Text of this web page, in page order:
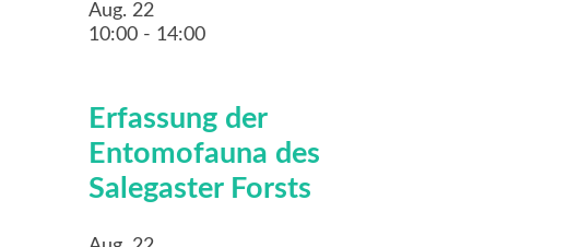
Aug. 22
10:00 - 14:00
Erfassung der
Entomofauna des
Salegaster Forsts